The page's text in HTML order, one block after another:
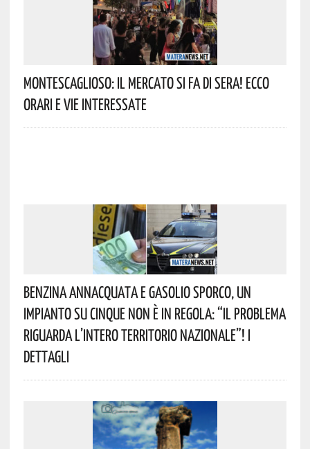
Montescaglioso: Il Mercato Si Fa Di Sera! Ecco
Orari E Vie Interessate
Benzina Annacquata E Gasolio Sporco, Un
Impianto Su Cinque Non È In Regola: “il Problema
Riguarda L’intero Territorio Nazionale”! I
Dettagli